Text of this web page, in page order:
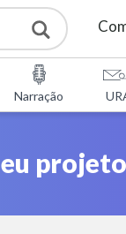
Narração
projeto